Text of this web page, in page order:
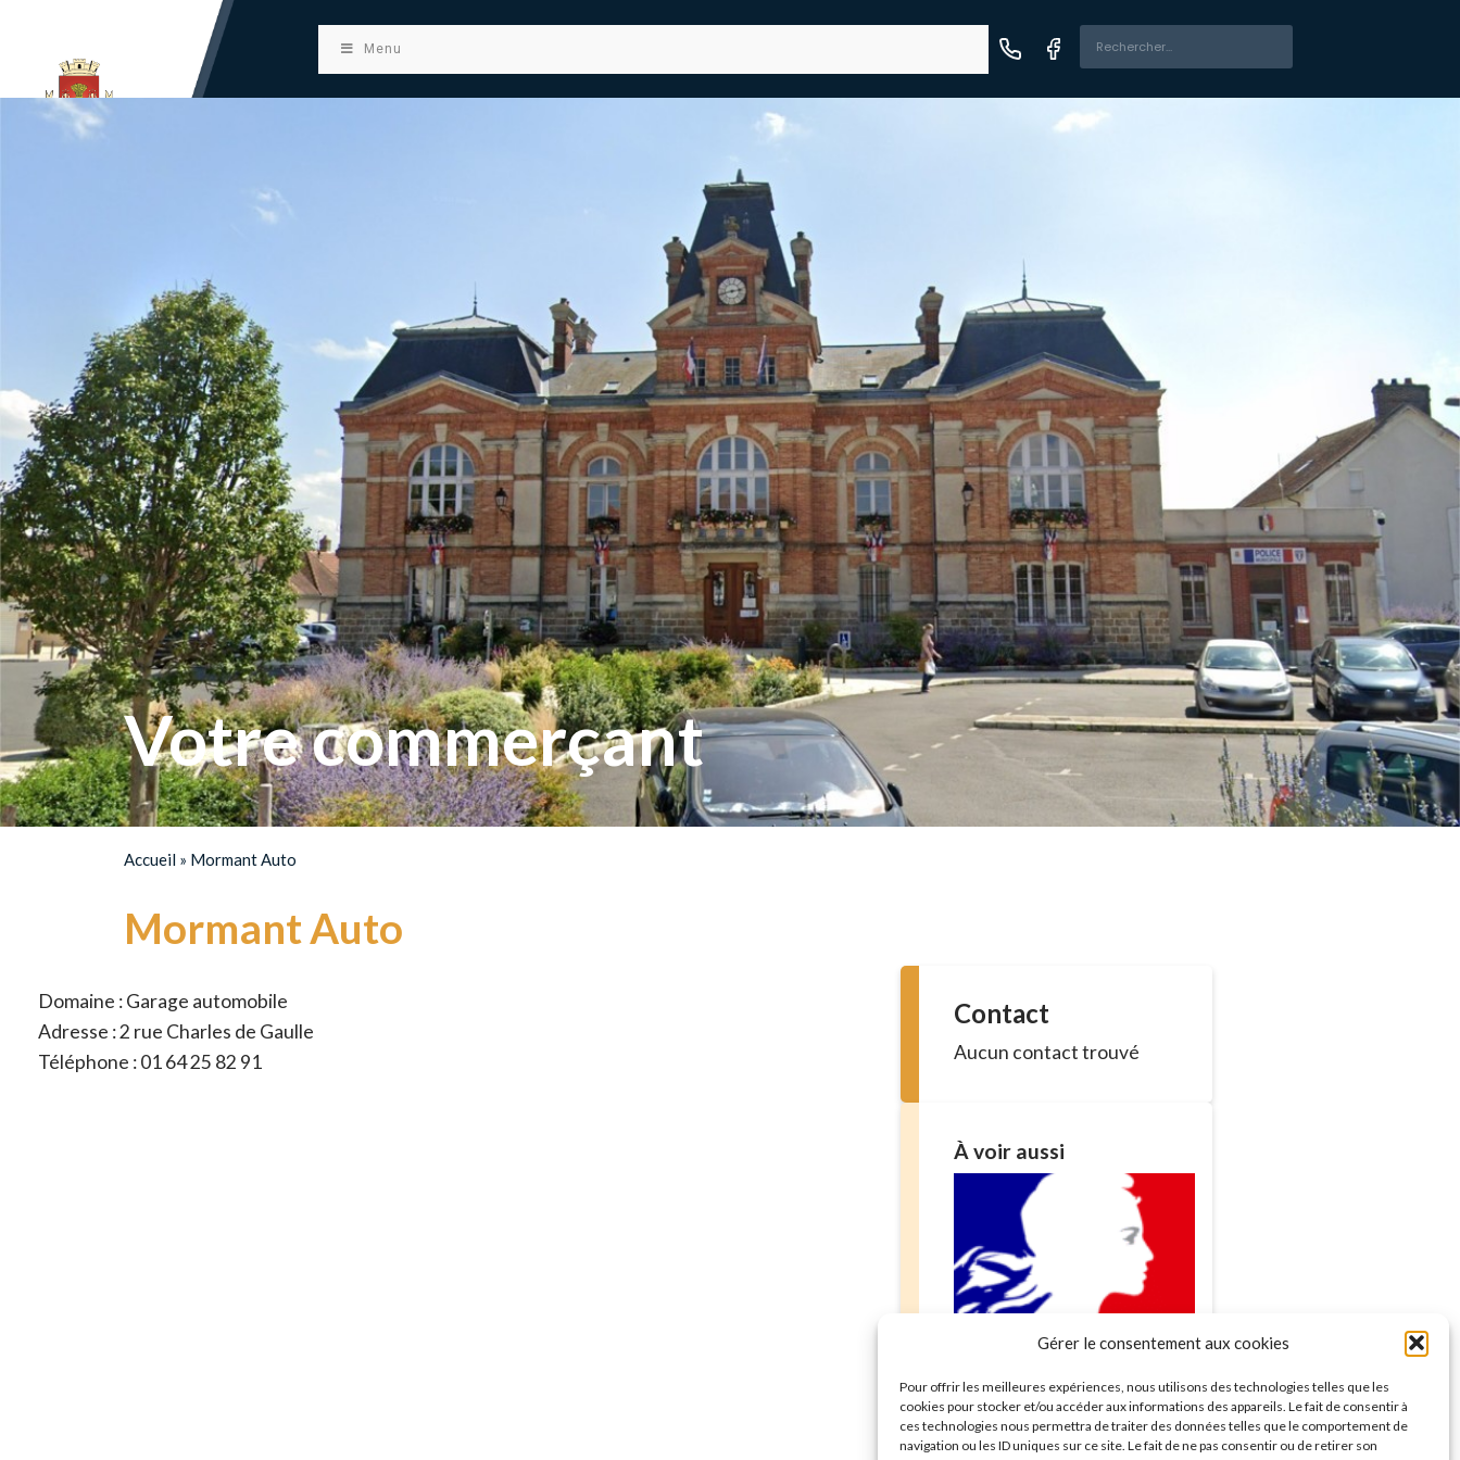
Gérer le consentement aux cookies
Pour offrir les meilleures expériences, nous utilisons des technologies telles que les
cookies pour stocker et/ou accéder aux informations des appareils. Le fait de consentir à
ces technologies nous permettra de traiter des données telles que le comportement de
navigation ou les ID uniques sur ce site. Le fait de ne pas consentir ou de retirer son
Menu
Votre commerçant
Accueil » Mormant Auto
Mormant Auto
Domaine : Garage automobile
Adresse : 2 rue Charles de Gaulle
Téléphone : 01 64 25 82 91
Contact
Aucun contact trouvé
À voir aussi
municipal
En savoir plus >